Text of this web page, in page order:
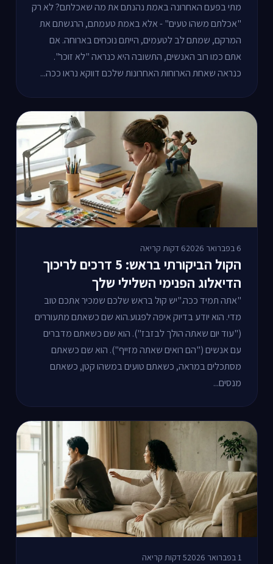
מתי בפעם האחרונה באמת נהנתם את מה שאכלתם? לא רק
"אכלתם משהו טעים" - אלא באמת טעמתם, הרגשתם את
המרקם, שמתם לב לטעמים, הייתם נוכחים בארוחה. אם
אתם כמו רוב האנשים, התשובה היא כנראה "לא זוכר".
כנראה שאחת הארוחות האחרונות שלכם דווקא נראו ככה...
6 בפברואר 2026 6 דקות קריאה
הקול הביקורתי בראש: 5 דרכים לריכוך
הדיאלוג הפנימי השלילי שלך
"אתה תמיד ככה."יש קול בראש שלכם שמכיר אתכם טוב
מדי. הוא יודע בדיוק איפה לפגוע.הוא שם כשאתם מתעוררים
("עוד יום שאתה הולך לבזבז"). הוא שם כשאתם מדברים
עם אנשים ("הם רואים שאתה מזייף"). הוא שם כשאתם
מסתכלים במראה, כשאתם טועים במשהו קטן, כשאתם
מנסים...
1 בפברואר 2026 5 דקות קריאה